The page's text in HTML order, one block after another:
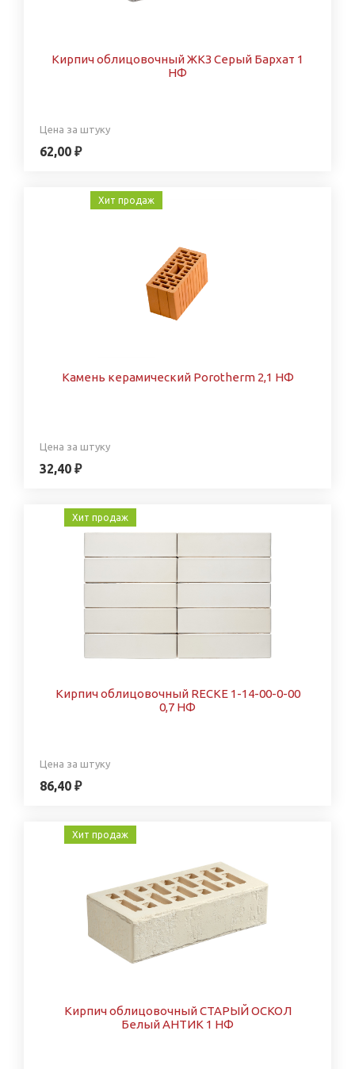
Кирпич облицовочный ЖКЗ Серый Бархат 1
НФ
Цена за штуку
62,00 ₽
Хит продаж
Камень керамический Porotherm 2,1 НФ
Цена за штуку
32,40 ₽
Хит продаж
Кирпич облицовочный RECKE 1-14-00-0-00
0,7 НФ
Цена за штуку
86,40 ₽
Хит продаж
Кирпич облицовочный СТАРЫЙ ОСКОЛ
Белый АНТИК 1 НФ